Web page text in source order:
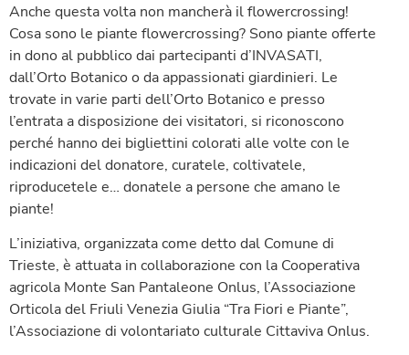
Anche questa volta non mancherà il flowercrossing!
Cosa sono le piante flowercrossing? Sono piante offerte
in dono al pubblico dai partecipanti d’INVASATI,
dall’Orto Botanico o da appassionati giardinieri. Le
trovate in varie parti dell’Orto Botanico e presso
l’entrata a disposizione dei visitatori, si riconoscono
perché hanno dei bigliettini colorati alle volte con le
indicazioni del donatore, curatele, coltivatele,
riproducetele e… donatele a persone che amano le
piante!
L’iniziativa, organizzata come detto dal Comune di
Trieste, è attuata in collaborazione con la Cooperativa
agricola Monte San Pantaleone Onlus, l’Associazione
Orticola del Friuli Venezia Giulia “Tra Fiori e Piante”,
l’Associazione di volontariato culturale Cittaviva Onlus.